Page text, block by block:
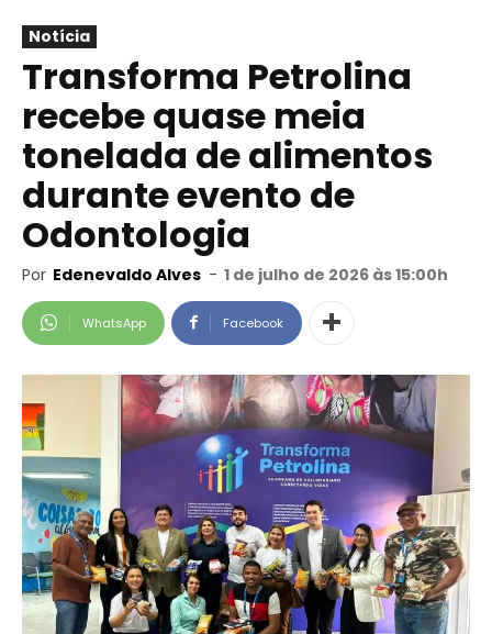
Notícia
Transforma Petrolina
recebe quase meia
tonelada de alimentos
durante evento de
Odontologia
Por Edenevaldo Alves - 1 de julho de 2026 às 15:00h
WhatsApp Facebook